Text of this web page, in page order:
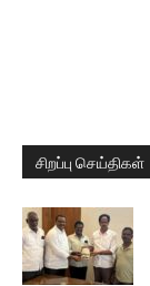
சிறப்பு செய்திகள்